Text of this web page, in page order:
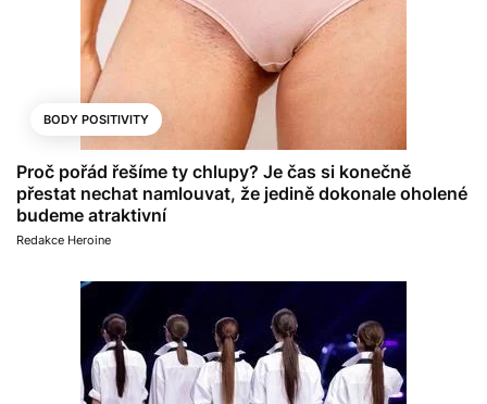
BODY POSITIVITY
Proč pořád řešíme ty chlupy? Je čas si konečně
přestat nechat namlouvat, že jedině dokonale oholené
budeme atraktivní
Redakce Heroine